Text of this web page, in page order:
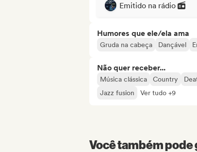
Emitido na rádio
Humores que ele/ela ama
Gruda na cabeça Dançável
Não quer receber...
Música clássica Country
Jazz fusion
Ver tudo +9
Você também